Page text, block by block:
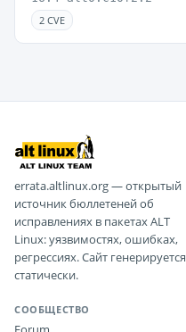
2 CVE
errata.altlinux.org — открытый
источник бюллетеней об
исправлениях в пакетах ALT
Linux: уязвимостях, ошибках,
регрессиях. Сайт генерируется
статически.
СООБЩЕСТВО